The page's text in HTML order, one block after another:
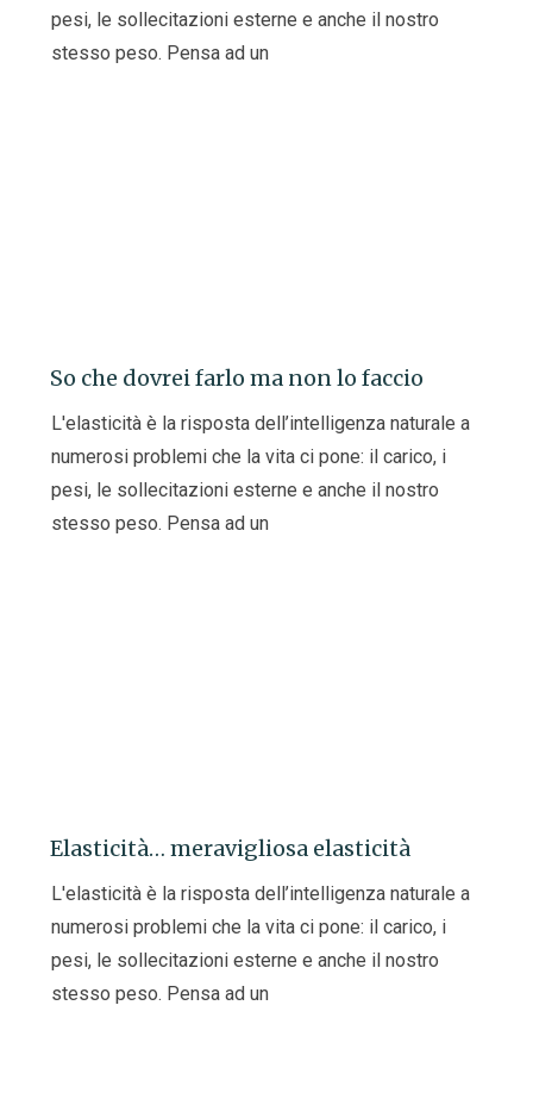
pesi, le sollecitazioni esterne e anche il nostro
stesso peso. Pensa ad un
So che dovrei farlo ma non lo faccio
L'elasticità è la risposta dell’intelligenza naturale a
numerosi problemi che la vita ci pone: il carico, i
pesi, le sollecitazioni esterne e anche il nostro
stesso peso. Pensa ad un
Elasticità… meravigliosa elasticità
L'elasticità è la risposta dell’intelligenza naturale a
numerosi problemi che la vita ci pone: il carico, i
pesi, le sollecitazioni esterne e anche il nostro
stesso peso. Pensa ad un